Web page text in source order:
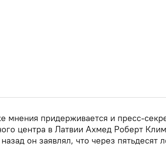
мнения придерживается и пресс-
центра в Латвии Ахмед Роберт
он заявлял, что через пятьдесят